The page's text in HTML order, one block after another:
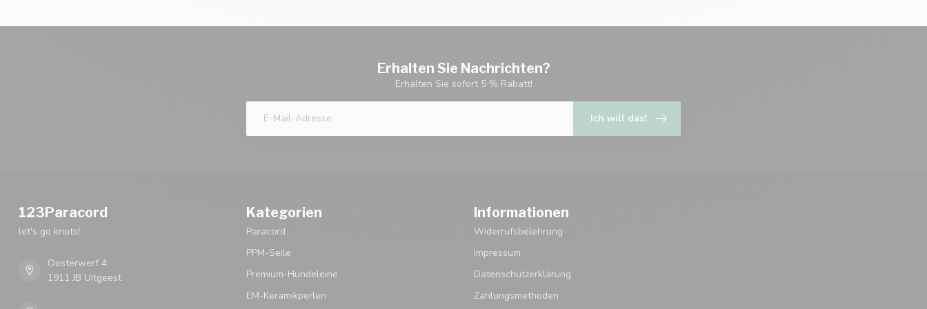
Erhalten Sie Nachrichten?
Erhalten Sie sofort 5 % Rabatt!
Ich will das!
123Paracord
let's go knots!
Oosterwerf 4
1911 JB Uitgeest
Kategorien
Paracord
PPM-Seile
Premium-Hundeleine
EM-Keramikperlen
Informationen
Widerrufsbelehrung
Impressum
Datenschutzerklärung
Zahlungsmethoden